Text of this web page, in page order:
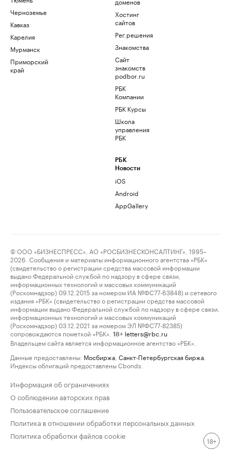
Черноземье
Кавказ
Карелия
Мурманск
Приморский
край
Хостинг
сайтов
Рег.решения
Знакомства
Сайт
знакомств
podbor.ru
РБК
Компании
РБК Курсы
Школа
управления
РБК
РБК
Новости
iOS
Android
AppGallery
© ООО «БИЗНЕСПРЕСС», АО «РОСБИЗНЕСКОНСАЛТИНГ», 1995–
2026. Сообщения и материалы информационного агентства «РБК»
(свидетельство о регистрации средства массовой информации
выдано Федеральной службой по надзору в сфере связи,
информационных технологий и массовых коммуникаций
(Роскомнадзор) 09.12.2015 за номером ИА №ФС77-63848) и сетевого
издания «РБК» (свидетельство о регистрации средства массовой
информации выдано Федеральной службой по надзору в сфере связи,
информационных технологий и массовых коммуникаций
(Роскомнадзор) 03.12.2021 за номером ЭЛ №ФС77-82385)
сопровождаются пометкой «РБК».
18+ letters@rbc.ru
Владельцем сайта является информационное агентство «РБК».
Данные предоставлены: Мосбиржа Санкт-Петербургская биржа
Индексы облигаций предоставлены Cbonds.
Информация об ограничениях
О соблюдении авторских прав
Пользовательское соглашение
Политика в отношении обработки персональных данных
Политика обработки файлов cookie
18+